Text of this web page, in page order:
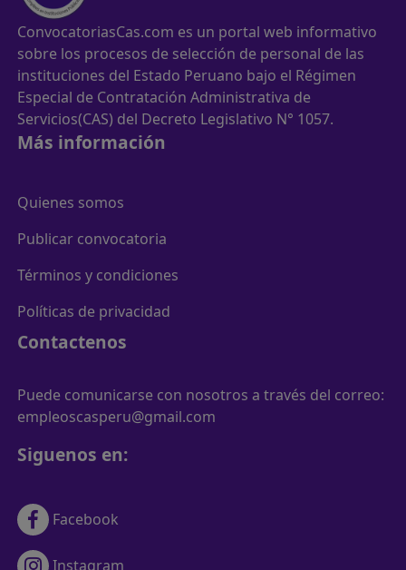
ConvocatoriasCas.com es un portal web informativo
sobre los procesos de selección de personal de las
instituciones del Estado Peruano bajo el Régimen
Especial de Contratación Administrativa de
Servicios(CAS) del Decreto Legislativo N° 1057.
Más información
Quienes somos
Publicar convocatoria
Términos y condiciones
Políticas de privacidad
Contactenos
Puede comunicarse con nosotros a través del correo:
empleoscasperu@gmail.com
Siguenos en:
Facebook
Instagram